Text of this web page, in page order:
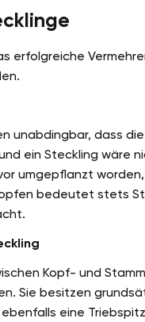
erfolgreiche
unabdingbar, dass
ein Steckling wäre
umgepflanzt
bedeutet stets
Kopf- und
Sie besitzen
eine